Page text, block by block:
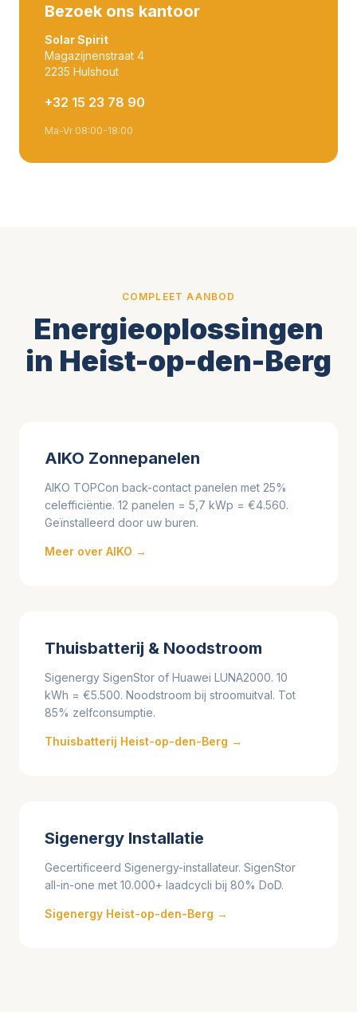
Bezoek ons kantoor
Solar Spirit
Magazijnenstraat 4
2235 Hulshout
+32 15 23 78 90
Ma-Vr 08:00-18:00
COMPLEET AANBOD
Energieoplossingen
in Heist-op-den-Berg
AIKO Zonnepanelen
AIKO TOPCon back-contact panelen met 25%
celefficiëntie. 12 panelen = 5,7 kWp = €4.560.
Geïnstalleerd door uw buren.
Meer over AIKO →
Thuisbatterij & Noodstroom
Sigenergy SigenStor of Huawei LUNA2000. 10
kWh = €5.500. Noodstroom bij stroomuitval. Tot
85% zelfconsumptie.
Thuisbatterij Heist-op-den-Berg →
Sigenergy Installatie
Gecertificeerd Sigenergy-installateur. SigenStor
all-in-one met 10.000+ laadcycli bij 80% DoD.
Sigenergy Heist-op-den-Berg →